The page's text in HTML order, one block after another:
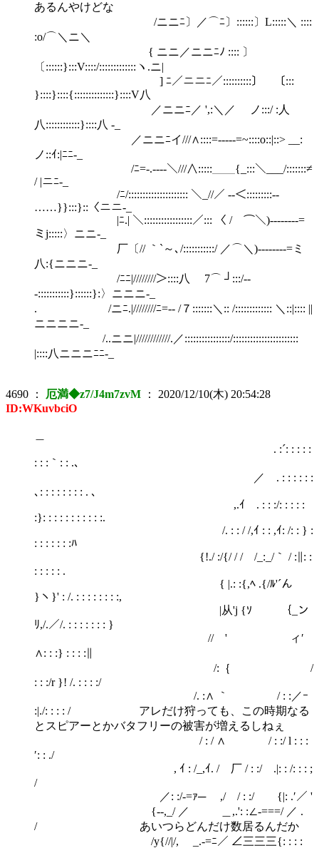
あるんやけどな
/ニニﾆ〕／⌒ﾆ〕::::::〕L:::::＼ ::::
:o/⌒＼ニ＼
{ ニニ／ニニﾆﾉ :::: 〕
〔::::::}:::V::::/:::::::::::::ヽ.ニ|
] ﾆ／ニニﾆ／::::::::::〕 〔:::
}::::}::::{::::::::::::::}::::V八
／ニニﾆ／ ',:＼／ ノ:::/ :人
八::::::::::::}::::八 -_
／ニニﾆイ///∧::::=‐---‐=~::::o::|::> __:
ノ::ｲ:|ﾆﾆ-_
/ﾆ=-.----＼///∧:::::＿＿{_:::＼___/:::::::≠
/ |ニﾆ-_
/ﾆ/::::::::::::::::::::: ＼_//／ --＜:::::::::-‐
……}}:::}::〈ニニ-_
|ﾆ.| ＼:::::::::::::::::／::: 〈 / ⌒＼)--------=
ミj:::::〉ニニ-_
厂〔// ｀`～､/:::::::::::/ ／⌒＼)--------=ミ
八:{ニニニ-_
/ﾆﾆ|////////＞::::八 7⌒ ┘:::/--
-:::::::::::}::::::}:〉ニニニ-_
. /ニﾆ.|////////ﾆ=‐- /７:::::::＼:: /::::::::::::: ＼::|:::: ||
ニニニニ-_
/..ニニ|////////////.／::::::::::::::::/:::::::::::::::::::::::
|::::八ニニニﾆﾆ-_
4690 ： 厄満◆z7/J4m7zvM ： 2020/12/10(木) 20:54:28
ID:WKuvbciO
. :´: : : : :
: : :｀: : .､
／ . : : : : : :
､: : : : : : : : . ､
,.ｲ . : : :/: : : : :
:}: : : : : : : : : : :.
/. : : / /,ｲ : : ,ｲ: /: : } :
: : : : : : :ﾊ
{!./ :/{/ / / /_:_/｀ / :∥: :
: : : : : .
{ |.: :{,ﾍ .{/ﾙ'´ん
}ヽ}' : /. : : : : : : : :,
|从'j {ｿ ｛_ン
ﾘ,/.／/. : : : : : : : }
// ' ィ′
∧: : :} : : : :∥
/:｛ /
: : :/r }! /. : : : :/
/. :∧ ｀ / : :／ｰ
:|./: : : : / アレだけ狩っても、この時期なる
とスピアーとかバタフリーの被害が増えるしねぇ
/ : / ∧ / : :/ l : : :
′: : ./
, ｲ : /_,ｲ. /￣厂 / : :/ .|: : /: : : ;
/
／: :/-=ｧ─ ,/ / : :/ {|: .′／ '
{-‐,_/ ／ ＿,.': :∠-===/ ／ .
/ あいつらどんだけ数居るんだか
/y{//|/, _.-=ﾆ／ ∠三三三{: : : :